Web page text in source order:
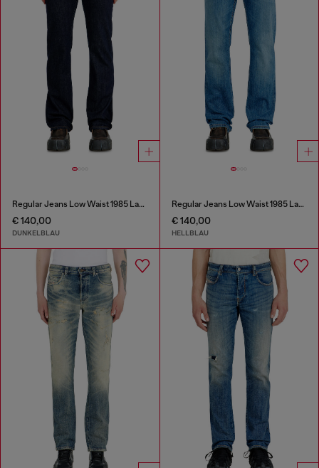
Regular Jeans Low Waist 1985 Larkee
€ 140,00
DUNKELBLAU
Regular Jeans Low Waist 1985 Larkee
€ 140,00
HELLBLAU